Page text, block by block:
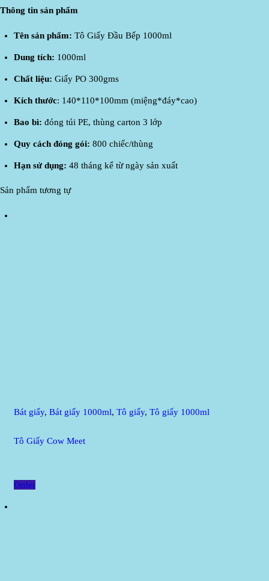
Thông tin sản phẩm
Tên sản phẩm: Tô Giấy Đầu Bếp 1000ml
Dung tích: 1000ml
Chất liệu: Giấy PO 300gms
Kích thước: 140*110*100mm (miệng*đáy*cao)
Bao bì: đóng túi PE, thùng carton 3 lớp
Quy cách đóng gói: 800 chiếc/thùng
Hạn sử dụng: 48 tháng kể từ ngày sản xuất
Sản phẩm tương tự
Bát giấy, Bát giấy 1000ml, Tô giấy, Tô giấy 1000ml
Tô Giấy Cow Meet
Order